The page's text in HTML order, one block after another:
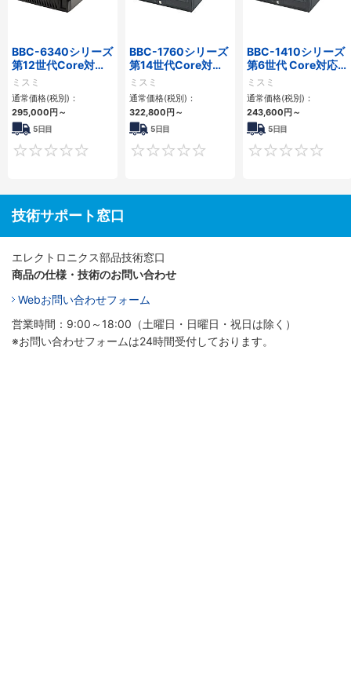
BBC-6340シリーズ
第12世代Core対応
小型フロアマウント
PC2PCI/2PCIe
ミスミ
通常価格(税別)：
295,000円～
5日目
0
BBC-1760シリーズ
第14世代Core対応
小型フロアマウント
3PCIe
ミスミ
通常価格(税別)：
322,800円～
5日目
0
BBC-1410シリーズ
第6世代 Core対応フ
ロアマウントFAPC
3PCI・3PCIe
ミスミ
通常価格(税別)：
243,600円～
5日目
技術サポート窓口
エレクトロニクス部品技術窓口
商品の仕様・技術のお問い合わせ
Webお問い合わせフォーム
営業時間：9:00～18:00（土曜日・日曜日・祝日は除く）
※お問い合わせフォームは24時間受付しております。